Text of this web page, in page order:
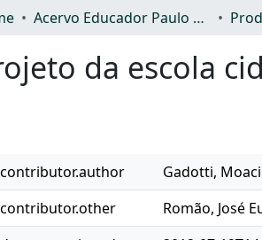
Acervo Educador Paulo Freire
da escola
Gadotti,
Romão, José